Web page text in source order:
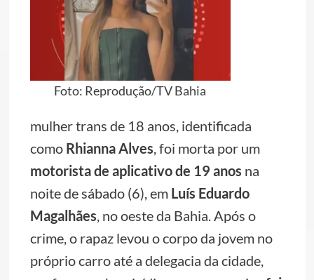
Foto: Reprodução/TV Bahia
mulher trans de 18 anos, identificada
como Rhianna Alves, foi morta por um
motorista de aplicativo de 19 anos na
noite de sábado (6), em Luís Eduardo
Magalhães, no oeste da Bahia. Após o
crime, o rapaz levou o corpo da jovem no
próprio carro até a delegacia da cidade,